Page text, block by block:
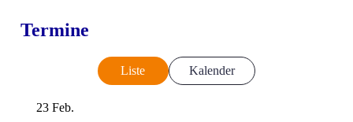
Termine
Liste Kalender
23 Feb.